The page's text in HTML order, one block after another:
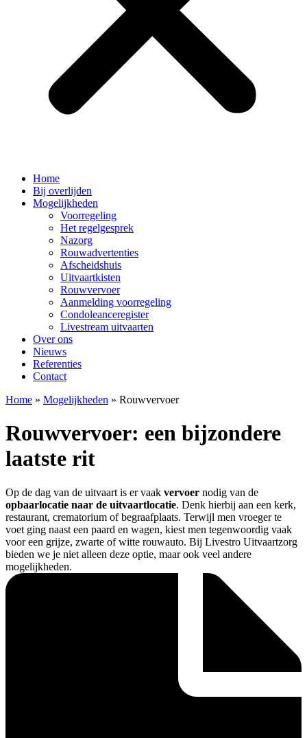
Home
Bij overlijden
Mogelijkheden
Voorregeling
Het regelgesprek
Nazorg
Rouwadvertenties
Afscheidshuis
Uitvaartkisten
Rouwvervoer
Aanmelding voorregeling
Condoleanceregister
Livestream uitvaarten
Over ons
Nieuws
Referenties
Contact
Home » Mogelijkheden » Rouwvervoer
Rouwvervoer: een bijzondere
laatste rit
Op de dag van de uitvaart is er vaak vervoer nodig van de
opbaarlocatie naar de uitvaartlocatie. Denk hierbij aan een kerk,
restaurant, crematorium of begraafplaats. Terwijl men vroeger te
voet ging naast een paard en wagen, kiest men tegenwoordig vaak
voor een grijze, zwarte of witte rouwauto. Bij Livestro Uitvaartzorg
bieden we je niet alleen deze optie, maar ook veel andere
mogelijkheden.